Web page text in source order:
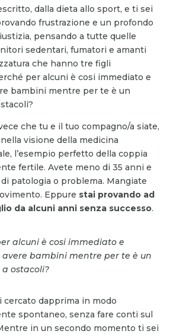
dalla dieta allo sport, e ti sei
frustrazione e un profondo
pensando a tutte quelle
sedentari, fumatori e amanti
che hanno tre figli
per alcuni è cosi immediato e
bambini mentre per te è un
che tu e il tuo compagno/a siate,
visione della medicina
l’esempio perfetto della coppia
fertile. Avete meno di 35 anni e
patologia o problema. Mangiate
Eppure stai provando ad
da alcuni anni senza successo.
alcuni è cosi immediato e
bambini mentre per te è un
a ostacoli?
cercato dapprima in modo
spontaneo, senza fare conti sul
in un secondo momento ti sei